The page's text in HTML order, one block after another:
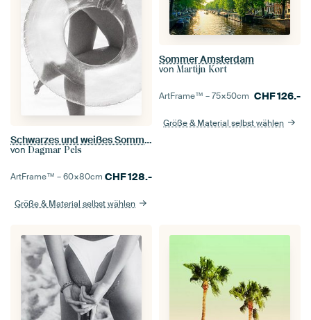
Schwarzes und weißes Sommer Bein Band
von Dagmar Pels
ArtFrame™ –60×80cm CHF128.-
Größe & Material selbst wählen
Sommer Amsterdam
von Martijn Kort
ArtFrame™ –75×50cm CHF126.-
Größe & Material selbst wählen